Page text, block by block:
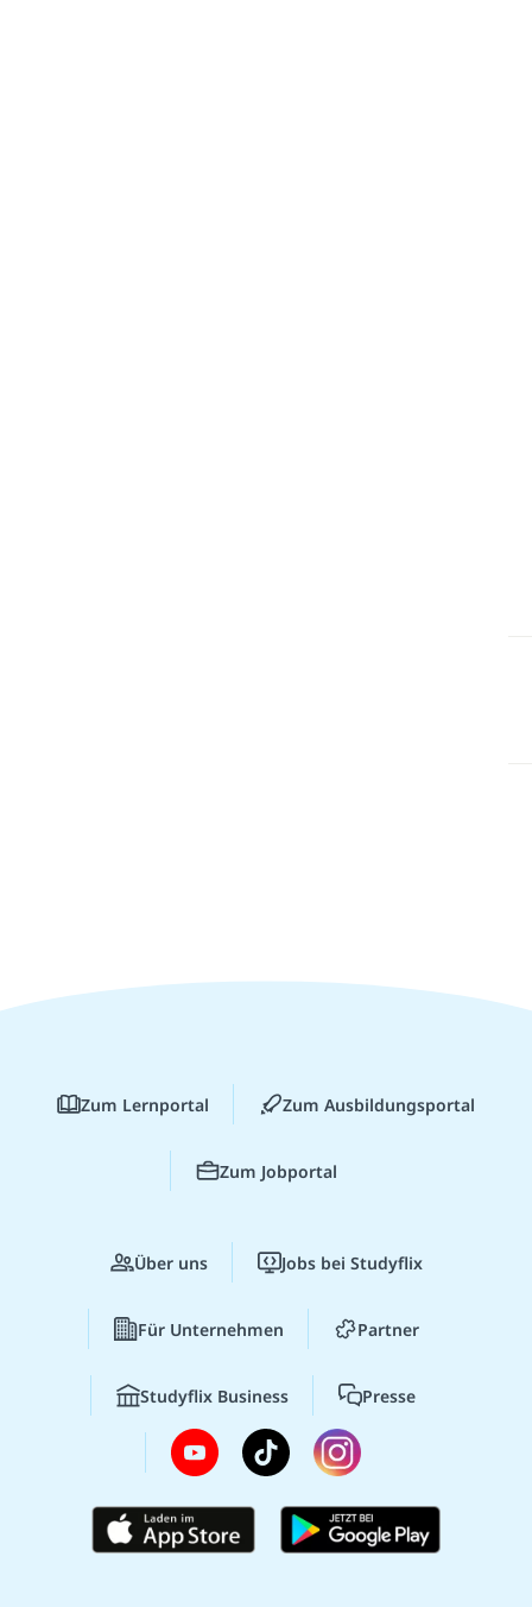
Zum Lernportal Zum Ausbildungsportal
Zum Jobportal
Über uns Jobs bei Studyflix
Für Unternehmen Partner
Studyflix Business Presse